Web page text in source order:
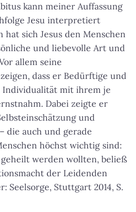
kann meiner Auffassung
Jesu interpretiert
sich Jesus den Menschen
und liebevolle Art und
allem seine
dass er Bedürftige und
mit ihrem je
Dabei zeigte er
und
die auch und gerade
höchst wichtig sind:
geheilt werden wollten, beließ
der Leidenden
Seelsorge, Stuttgart 2014, S.